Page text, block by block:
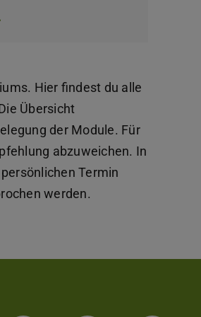
Hier findest du alle
Übersicht
der Module. Für
abzuweichen. In
Termin
werden.